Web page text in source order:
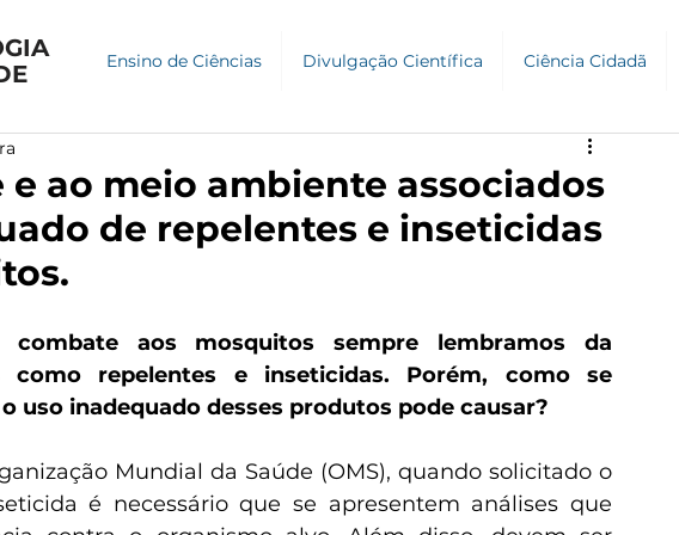
Ensino de Ciências Divulgação Científica Ciência Cidadã
e ao meio ambiente associados
de repelentes e inseticidas
combate aos mosquitos sempre lembramos da
como repelentes e inseticidas. Porém, como se
uso inadequado desses produtos pode causar?
é necessário que se apresentem análises que